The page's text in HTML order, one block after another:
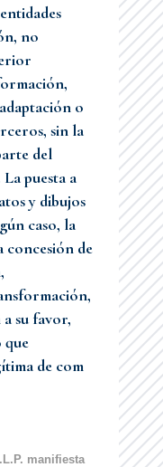
no
o
sin la
del
puesta a
y dibujos
caso, la
concesión de
su favor,
que
de com
manifiesta